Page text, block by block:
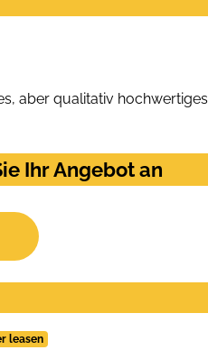
aber qualitativ hochwertiges
Ihr Angebot an
leasen